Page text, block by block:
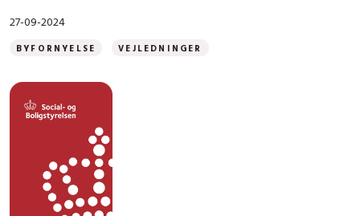
27-09-2024
BYFORNYELSE VEJLEDNINGER